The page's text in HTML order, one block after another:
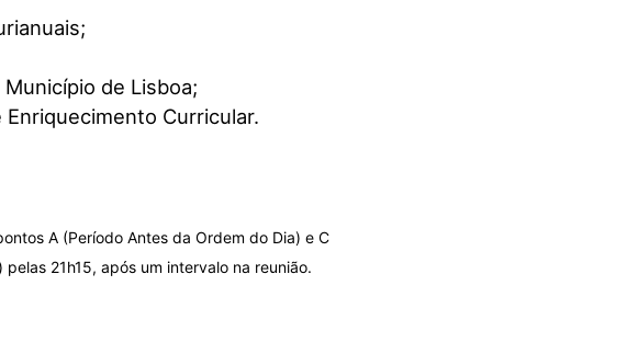
de Lisboa;
Curricular.
A (Período Antes da Ordem do Dia) e C
21h15, após um intervalo na reunião.